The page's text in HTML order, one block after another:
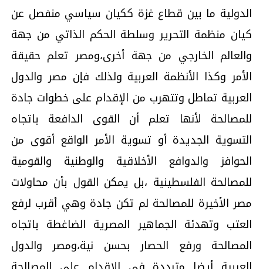
الدولية ما بين قطاع غزة ككيان سياسي منفصل عن
كيان منظمة التحرير وسلطة الحكم الذاتي من جهة
والعالم الخارجي من جهة أخرى،ومصر تعلم حقيقة
الأمر وكذا الأنظمة العربية ولذلك فإن مصر والدول
العربية تماطل وتتهرب من الإقدام على خطوات جادة
للمصالحة لأنها تعلم أن القوى الدافعة باتجاه
التسوية الجديدة أو تسوية الأمر الواقع أقوى من
الحوافز والدوافع الأخلاقية والوطنية والقومية
للمصالحة الفلسطينية ،بل يمكن القول بأن محاولات
مصر الأخيرة للمصالحة لم تكن جادة وهي أقرب لرفع
العتب وتهدئة الجماهير المصرية الضاغطة باتجاه
المصالحة ورفع الحصار بحسن نية،ومصر والدول